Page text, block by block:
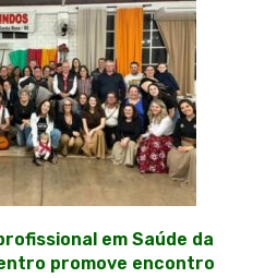
em Saúde da
promove encontro